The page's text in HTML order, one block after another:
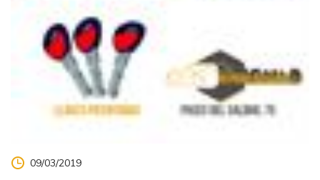
09/03/2019